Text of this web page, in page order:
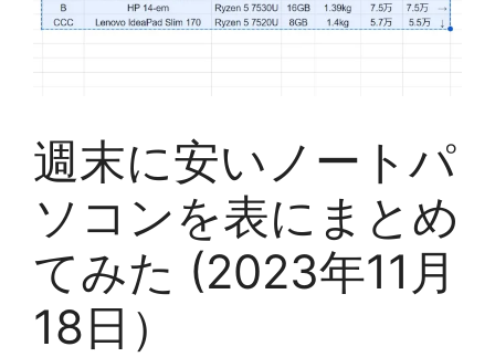
週末に安いノートパ
ソコンを表にまとめ
てみた (2023年11月
18日）